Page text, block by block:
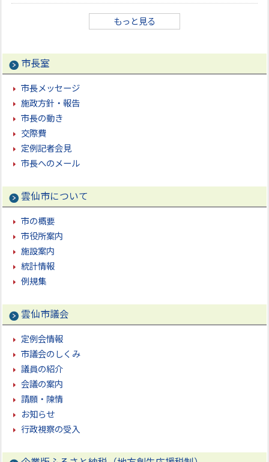
もっと見る
市長室
市長メッセージ
施政方針・報告
市長の動き
交際費
定例記者会見
市長へのメール
雲仙市について
市の概要
市役所案内
施設案内
統計情報
例規集
雲仙市議会
定例会情報
市議会のしくみ
議員の紹介
会議の案内
請願・陳情
お知らせ
行政視察の受入